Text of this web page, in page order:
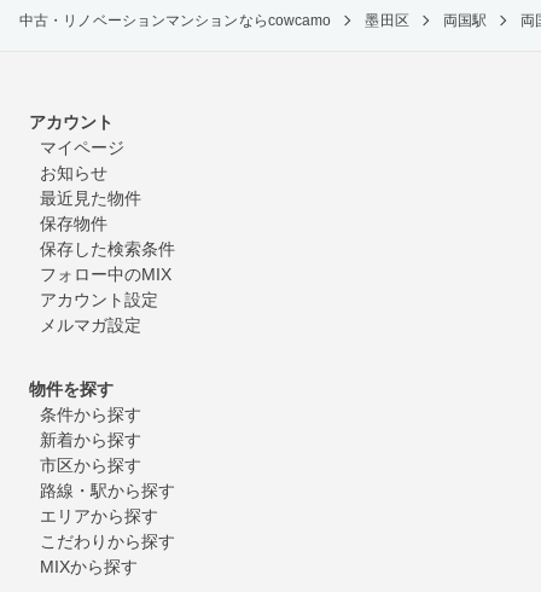
中古・リノベーションマンションならcowcamo 墨田区 両国駅 両
アカウント
マイページ
お知らせ
最近見た物件
保存物件
保存した検索条件
フォロー中のMIX
アカウント設定
メルマガ設定
物件を探す
条件から探す
新着から探す
市区から探す
路線・駅から探す
エリアから探す
こだわりから探す
MIXから探す